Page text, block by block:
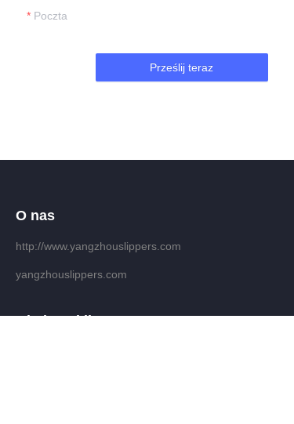
Poczta
Prześlij teraz
O nas
http://www.yangzhouslippers.com
yangzhouslippers.com
Obsługa klienta